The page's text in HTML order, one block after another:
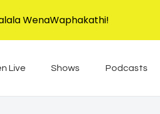
Live Shows Podcasts
Lesive Eswatini
WenaWaphakathi!